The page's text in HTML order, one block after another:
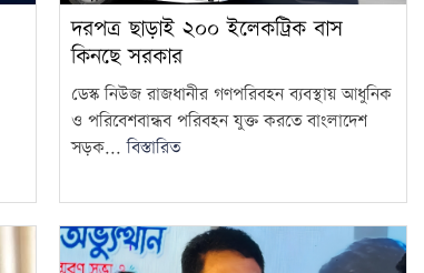
দরপত্র ছাড়াই ২০০ ইলেকট্রিক বাস
কিনছে সরকার
ডেস্ক নিউজ রাজধানীর গণপরিবহন ব্যবস্থায় আধুনিক
ও পরিবেশবান্ধব পরিবহন যুক্ত করতে বাংলাদেশ
সড়ক...বিস্তারিত